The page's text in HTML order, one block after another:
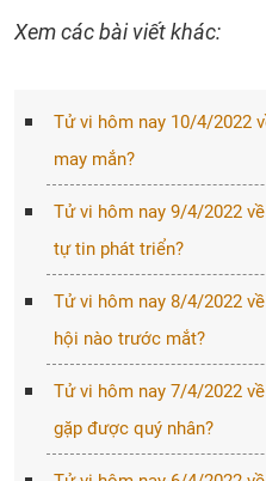
Xem các bài viết khác:
Tử vi hôm nay 10/4/2022
may mắn?
Tử vi hôm nay 9/4/2022
tự tin phát triển?
Tử vi hôm nay 8/4/2022
hội nào trước mắt?
Tử vi hôm nay 7/4/2022
gặp được quý nhân?